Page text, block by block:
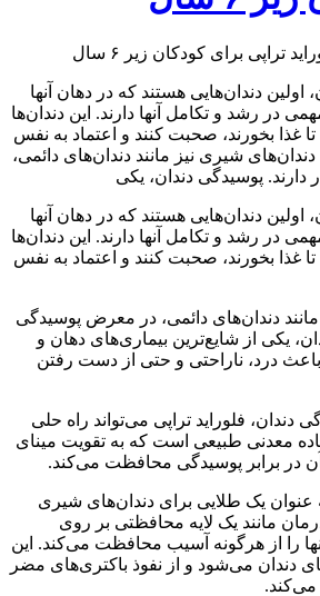
دندان‌هایی هستند که در دهان آنها
در رشد و تکامل آنها دارند. این دندان‌ها
غذا بخورند، صحبت کنند و اعتماد به نفس
شیری نیز مانند دندان‌های دائمی،
پوسیدگی دندان، یکی
دندان‌هایی هستند که در دهان آنها
در رشد و تکامل آنها دارند. این دندان‌ها
غذا بخورند، صحبت کنند و اعتماد به نفس
مانند دندان‌های دائمی، در معرض پوسیدگی
یکی از شایع‌ترین بیماری‌های دهان و
درد، ناراحتی و حتی از دست رفتن
دندان، فلوراید تراپی می‌تواند راه‌ حلی
معدنی طبیعی است که به تقویت مینای
در برابر پوسیدگی محافظت می‌کند.
عنوان یک طلایی برای دندان‌های شیری
مانند یک لایه محافظتی بر روی
را از هرگونه آسیب محافظت می‌کند. این
دندان می‌شود و از نفوذ باکتری‌های مضر
می‌کند.